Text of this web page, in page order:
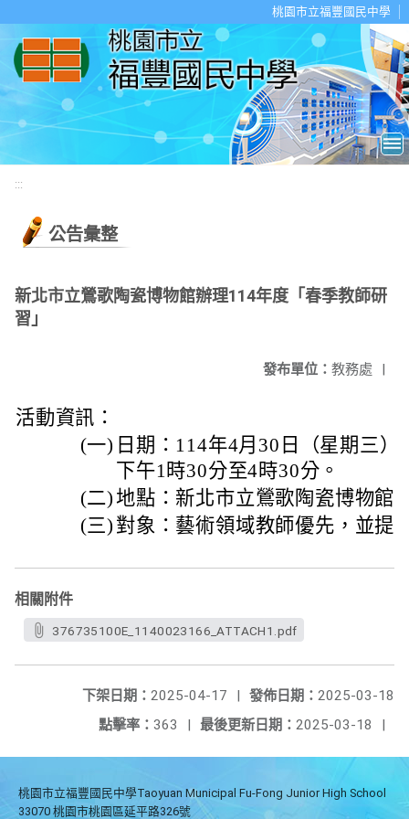
桃園市立福豐國民中學
:::
公告彙整
新北市立鶯歌陶瓷博物館辦理114年度「春季教師研
習」
發布單位： 教務處 |
活動資訊：
(一) 日期：114年4月30日（星期三
下午1時30分至4時30分。
(二)地點：新北市立鶯歌陶瓷博物館
(三) 對象：藝術領域教師優先，並提
相關附件
376735100E_1140023166_ATTACH1.pdf
發佈日期： 2025-03-18
下架日期： 2025-04-17
|
最後更新日期： 2025-03-18 |
點擊率： 363 |
桃園市立福豐國民中學Taoyuan Municipal Fu-Fong Junior High School
33070 桃園市桃園區延平路326號